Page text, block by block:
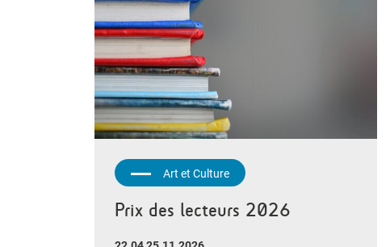
Art et Culture
Prix des lecteurs 2026